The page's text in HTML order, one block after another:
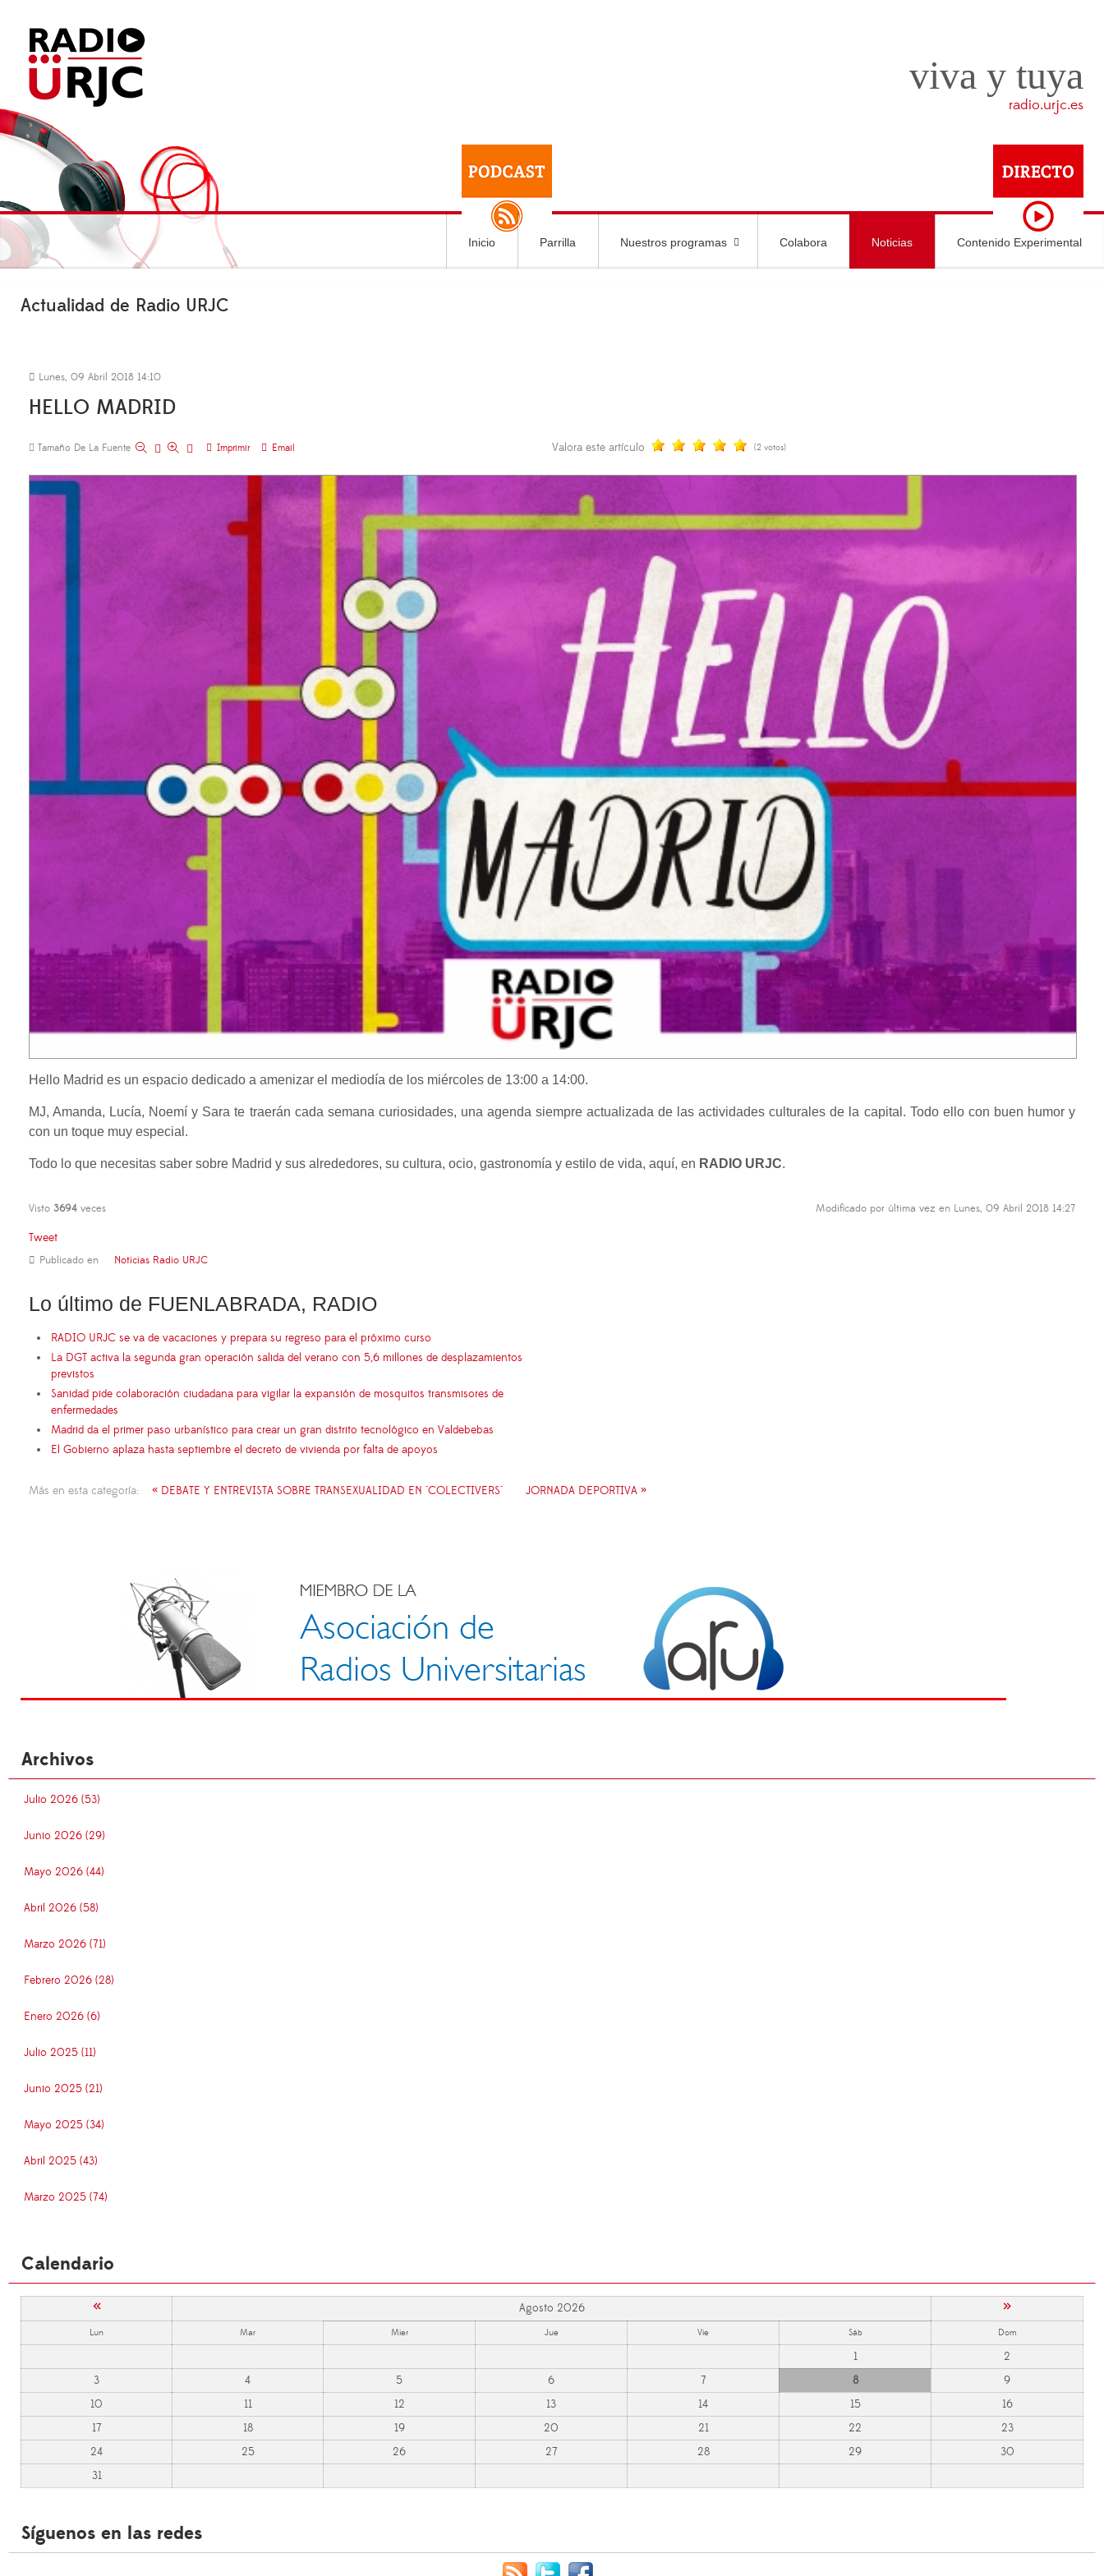
viva y tuya
radio.urjc.es
Inicio Parrilla Nuestros programas Colabora Noticias Contenido Experimental
Actualidad de Radio URJC
Lunes, 09 Abril 2018 14:10
HELLO MADRID
Tamaño De La Fuente Imprimir Email Valora este artículo (2 votos)
Hello Madrid es un espacio dedicado a amenizar el mediodía de los miércoles de 13:00 a 14:00.
MJ, Amanda, Lucía, Noemí y Sara te traerán cada semana curiosidades, una agenda siempre actualizada de las actividades culturales de la capital. Todo ello con buen humor y
con un toque muy especial.
Todo lo que necesitas saber sobre Madrid y sus alrededores, su cultura, ocio, gastronomía y estilo de vida, aquí, en RADIO URJC.
Visto 3694 veces Modificado por última vez en Lunes, 09 Abril 2018 14:27
Tweet
Publicado en Noticias Radio URJC
Lo último de FUENLABRADA, RADIO
RADIO URJC se va de vacaciones y prepara su regreso para el próximo curso
La DGT activa la segunda gran operación salida del verano con 5,6 millones de desplazamientos
previstos
Sanidad pide colaboración ciudadana para vigilar la expansión de mosquitos transmisores de
enfermedades
Madrid da el primer paso urbanístico para crear un gran distrito tecnológico en Valdebebas
El Gobierno aplaza hasta septiembre el decreto de vivienda por falta de apoyos
Más en esta categoría: « DEBATE Y ENTREVISTA SOBRE TRANSEXUALIDAD EN "COLECTIVERS" JORNADA DEPORTIVA »
Archivos
Julio 2026 (53)
Junio 2026 (29)
Mayo 2026 (44)
Abril 2026 (58)
Marzo 2026 (71)
Febrero 2026 (28)
Enero 2026 (6)
Julio 2025 (11)
Junio 2025 (21)
Mayo 2025 (34)
Abril 2025 (43)
Marzo 2025 (74)
Calendario
« Agosto 2026 »
Lun Mar Mier Jue Vie Sáb Dom
1
2
3
4 5 6 7 8
9
10
11 12 13 14 15
16
17
18 19 20 21 22
23
24
25 26 27 28 29
30
31
Síguenos en las redes